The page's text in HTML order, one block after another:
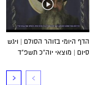
הדף היומי בזוהר הסולם | ויגש
סיום | מוצאי יוה”כ תשפ”ד